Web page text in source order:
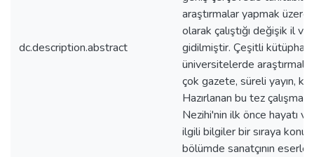
dc.description.abstract
araştırmalar yapmak
olarak çalıştığı değişik il
gidilmiştir. Çeşitli
üniversitelerde araştırmalar
çok gazete, süreli yayın,
Hazırlanan bu tez
Nezihi'nin ilk önce hayatı
ilgili bilgiler bir sıraya
bölümde sanatçının